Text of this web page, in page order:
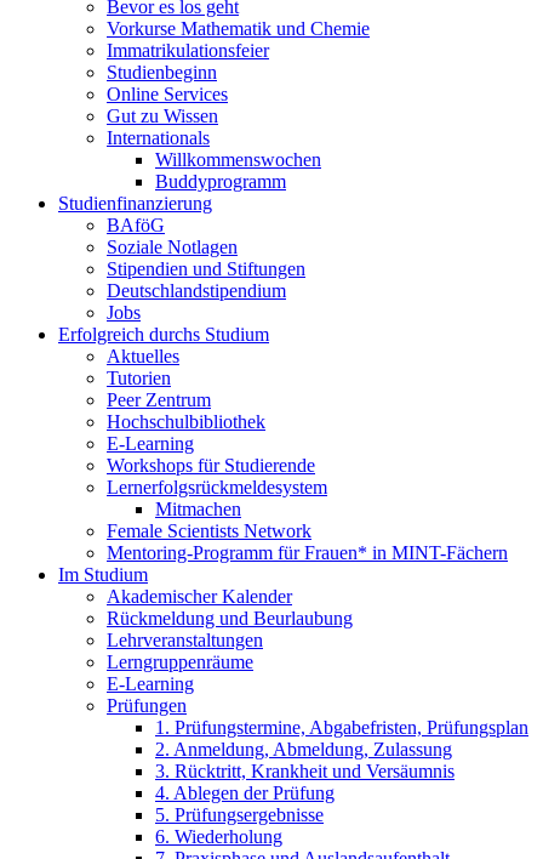
Bevor es los geht
Vorkurse Mathematik und Chemie
Immatrikulationsfeier
Studienbeginn
Online Services
Gut zu Wissen
Internationals
Willkommenswochen
Buddyprogramm
Studienfinanzierung
BAföG
Soziale Notlagen
Stipendien und Stiftungen
Deutschlandstipendium
Jobs
Erfolgreich durchs Studium
Aktuelles
Tutorien
Peer Zentrum
Hochschulbibliothek
E-Learning
Workshops für Studierende
Lernerfolgsrückmeldesystem
Mitmachen
Female Scientists Network
Mentoring-Programm für Frauen* in MINT-Fächern
Im Studium
Akademischer Kalender
Rückmeldung und Beurlaubung
Lehrveranstaltungen
Lerngruppenräume
E-Learning
Prüfungen
1. Prüfungstermine, Abgabefristen, Prüfungsplan
2. Anmeldung, Abmeldung, Zulassung
3. Rücktritt, Krankheit und Versäumnis
4. Ablegen der Prüfung
5. Prüfungsergebnisse
6. Wiederholung